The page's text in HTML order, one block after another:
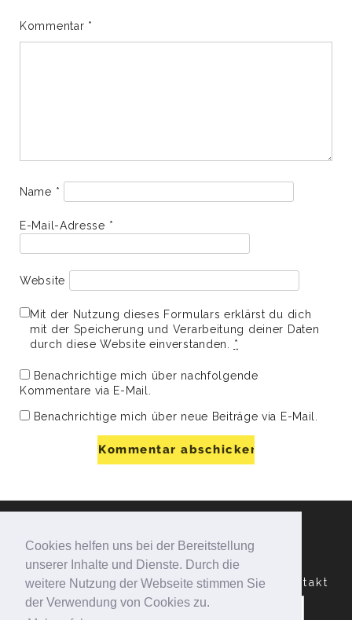
Cookies helfen uns bei der Bereitstellung
unserer Inhalte und Dienste. Durch die
weitere Nutzung der Webseite stimmen Sie
der Verwendung von Cookies zu.
Kommentar *
Name *
E-Mail-Adresse *
Website
Mit der Nutzung dieses Formulars erklärst du dich
mit der Speicherung und Verarbeitung deiner Daten
durch diese Website einverstanden. *
Benachrichtige mich über nachfolgende
Kommentare via E-Mail.
Benachrichtige mich über neue Beiträge via E-Mail.
Datenschutzerklärung Impressum Kontakt
Suchen
nach: